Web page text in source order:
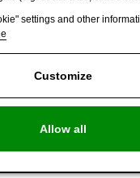
settings and other
Customize
Allow all